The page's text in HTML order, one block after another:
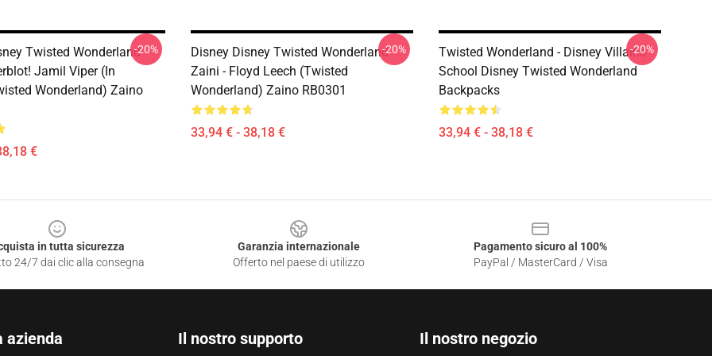
Twisted Wonderland
Jamil Viper (in
Wonderland) Zaino
€
-20%
Disney Disney Twisted Wonderland
Zaini - Floyd Leech (Twisted
Wonderland) Zaino RB0301
33,94 € - 38,18 €
-20%
Twisted Wonderland - Disney Villains
School Disney Twisted Wonderland
Backpacks
33,94 € - 38,18 €
-20%
in tutta sicurezza
24/7 dai clic alla consegna
Garanzia internazionale
Offerto nel paese di utilizzo
Pagamento sicuro al 100%
PayPal / MasterCard / Visa
azienda Il nostro supporto Il nostro negozio